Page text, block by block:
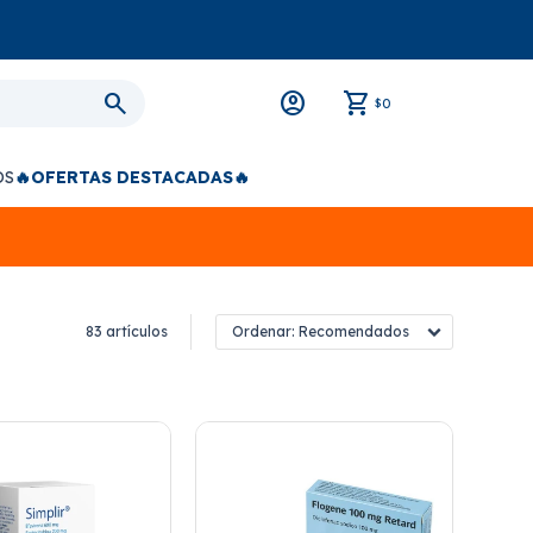
$0
🔥OFERTAS DESTACADAS🔥
83 artículos Recomendados